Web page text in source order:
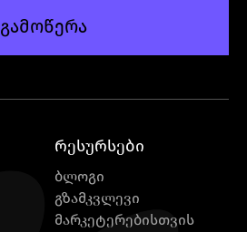
გამოწერა
რესურსები
ბლოგი
გზამკვლევი
მარკეტერებისთვის